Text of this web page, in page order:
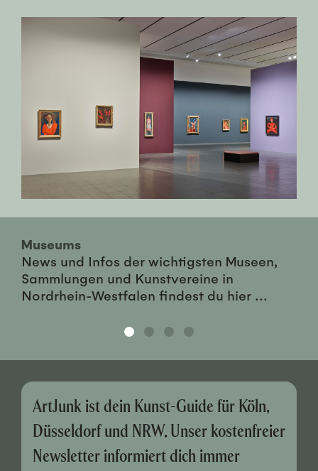
Museums
News und Infos der wichtigsten Museen,
Sammlungen und Kunstvereine in
Nordrhein-Westfalen findest du hier ...
ArtJunk ist dein Kunst-Guide für Köln,
Düsseldorf und NRW. Unser kostenfreier
Newsletter informiert dich immer